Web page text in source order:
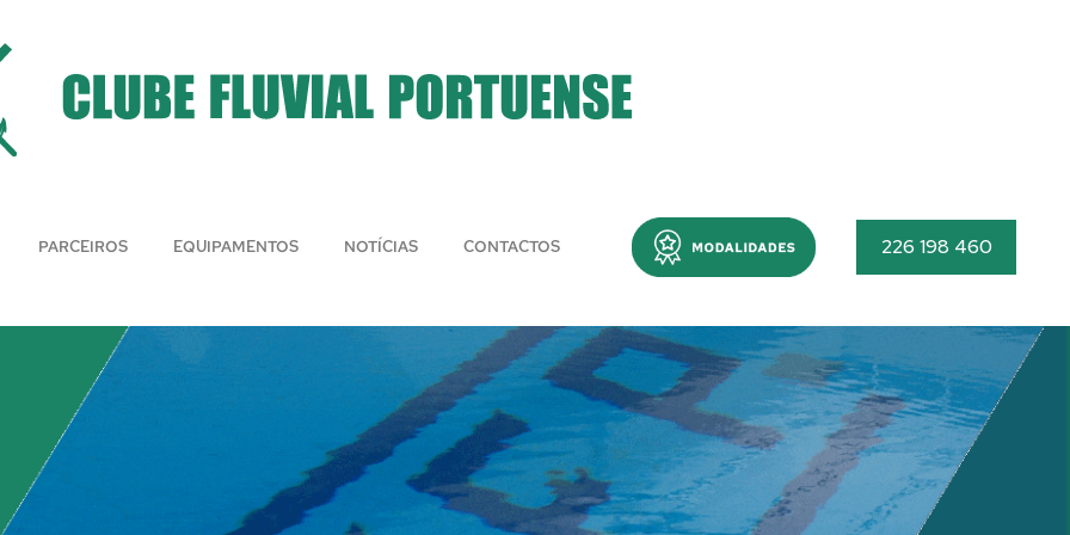
PARCEIROS EQUIPAMENTOS NOTÍCIAS CONTACTOS Menu 226 198 460